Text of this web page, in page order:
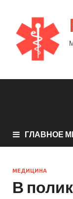
ГЛАВНОЕ
МЕДИЦИНА
В